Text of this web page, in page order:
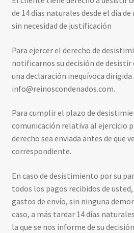
de 14 días naturales desde el día
sin necesidad de justificación
Para ejercer el derecho de
notificarnos su decisión de
una declaración inequívoca dirigida
info@reinoscondenados.com.
Para cumplir el plazo de
comunicación relativa al ejercicio
derecho sea enviada antes de que
correspondiente.
En caso de desistimiento por su
todos los pagos recibidos de
gastos de envío, sin ninguna
caso, a más tardar 14 días
la que se nos informe de su